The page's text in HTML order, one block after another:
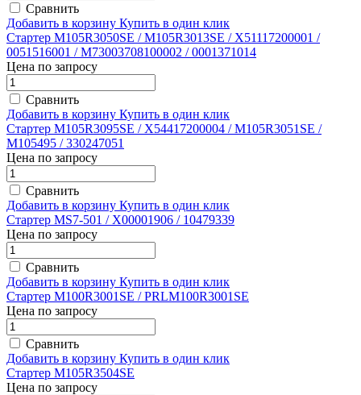
Сравнить
Добавить в корзину Купить в один клик
Стартер M105R3050SE / M105R3013SE / X51117200001 /
0051516001 / M73003708100002 / 0001371014
Цена по запросу
Сравнить
Добавить в корзину Купить в один клик
Стартер M105R3095SE / X54417200004 / M105R3051SE /
M105495 / 330247051
Цена по запросу
Сравнить
Добавить в корзину Купить в один клик
Стартер MS7-501 / X00001906 / 10479339
Цена по запросу
Сравнить
Добавить в корзину Купить в один клик
Стартер M100R3001SE / PRLM100R3001SE
Цена по запросу
Сравнить
Добавить в корзину Купить в один клик
Стартер M105R3504SE
Цена по запросу